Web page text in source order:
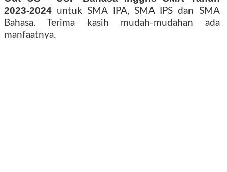
2023-2024 untuk SMA IPA, SMA IPS dan SMA
Bahasa. Terima kasih mudah-mudahan ada
manfaatnya.